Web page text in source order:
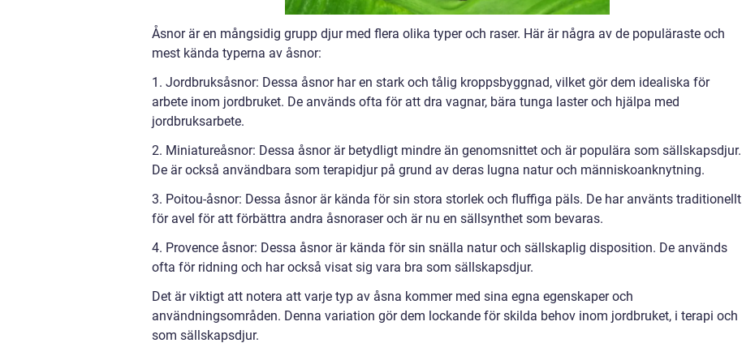
Åsnor är en mångsidig grupp djur med flera olika typer och raser. Här är några av de populäraste och
mest kända typerna av åsnor:
1. Jordbruksåsnor: Dessa åsnor har en stark och tålig kroppsbyggnad, vilket gör dem idealiska för
arbete inom jordbruket. De används ofta för att dra vagnar, bära tunga laster och hjälpa med
jordbruksarbete.
2. Miniatureåsnor: Dessa åsnor är betydligt mindre än genomsnittet och är populära som sällskapsdjur.
De är också användbara som terapidjur på grund av deras lugna natur och människoanknytning.
3. Poitou-åsnor: Dessa åsnor är kända för sin stora storlek och fluffiga päls. De har använts traditionellt
för avel för att förbättra andra åsnoraser och är nu en sällsynthet som bevaras.
4. Provence åsnor: Dessa åsnor är kända för sin snälla natur och sällskaplig disposition. De används
ofta för ridning och har också visat sig vara bra som sällskapsdjur.
Det är viktigt att notera att varje typ av åsna kommer med sina egna egenskaper och
användningsområden. Denna variation gör dem lockande för skilda behov inom jordbruket, i terapi och
som sällskapsdjur.